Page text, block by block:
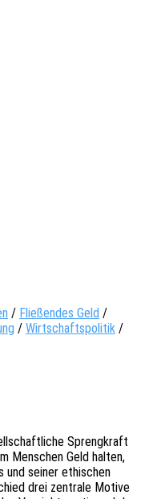
/ Fließendes Geld /
/ Wirtschaftspolitik /
Spreng­kraft
Menschen Geld halten,
und seiner ethi­schen
drei zentra­le Motive